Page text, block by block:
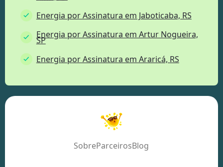
Energia por Assinatura em Jaboticaba, RS
Energia por Assinatura em Artur Nogueira,
SP
Energia por Assinatura em Araricá, RS
SobreParceirosBlog